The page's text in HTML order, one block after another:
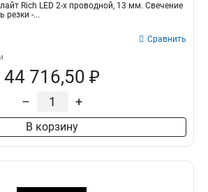
Rich LED 2-х проводной, 13 мм. Свечение
резки -...
Сравнить
44 716,50 ₽
– +
В корзину